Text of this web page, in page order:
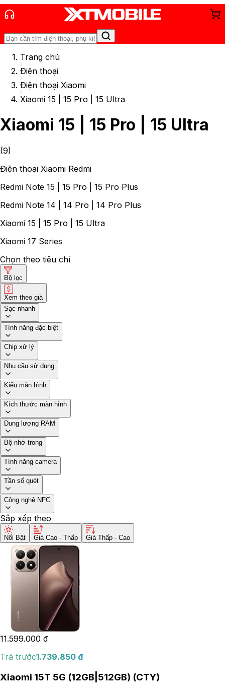
Trang chủ
Điện thoại
Điện thoại Xiaomi
Xiaomi 15 | 15 Pro | 15 Ultra
Xiaomi 15 | 15 Pro | 15 Ultra
(9)
Điện thoại Xiaomi Redmi
Redmi Note 15 | 15 Pro | 15 Pro Plus
Redmi Note 14 | 14 Pro | 14 Pro Plus
Xiaomi 15 | 15 Pro | 15 Ultra
Xiaomi 17 Series
Chọn theo tiêu chí
Bộ lọc
Xem theo giá
Sạc nhanh
Tính năng đặc biệt
Chip xử lý
Nhu cầu sử dụng
Kiểu màn hình
Kích thước màn hình
Dung lượng RAM
Bộ nhớ trong
Tính năng camera
Tần số quét
Công nghệ NFC
Sắp xếp theo
Nổi Bật Giá Cao - Thấp Giá Thấp - Cao
11.599.000 đ
Trả trước1.739.850 đ
Xiaomi 15T 5G (12GB|512GB) (CTY)